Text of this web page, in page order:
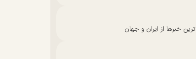
خبرها از ایران و جهان